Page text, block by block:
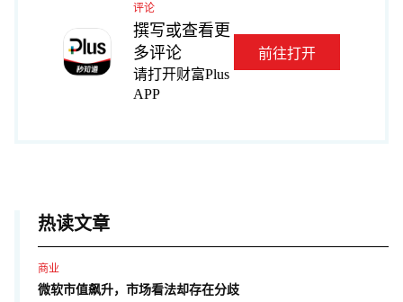
评论
撰写或查看更
多评论
请打开财富Plus
APP
前往打开
热读文章
商业
微软市值飙升，市场看法却存在分歧